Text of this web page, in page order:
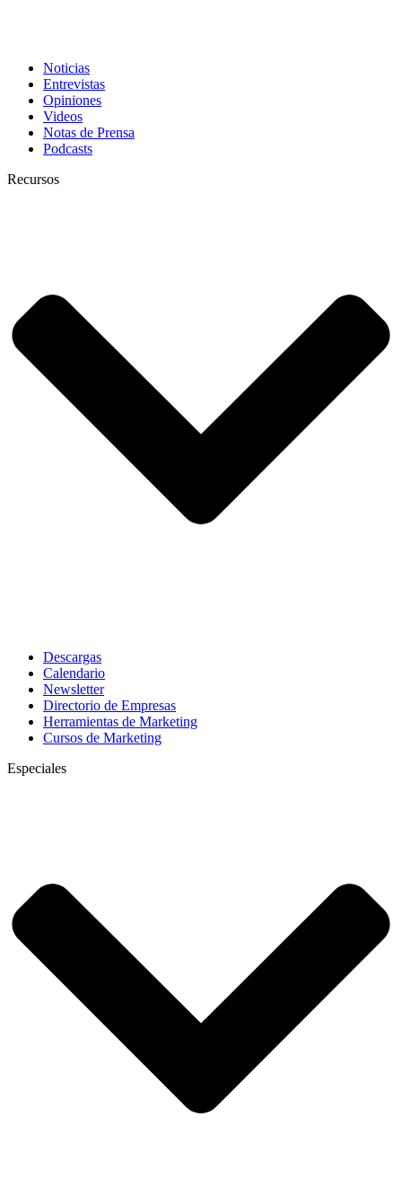
Noticias
Entrevistas
Opiniones
Videos
Notas de Prensa
Podcasts
Recursos
Descargas
Calendario
Newsletter
Directorio de Empresas
Herramientas de Marketing
Cursos de Marketing
Especiales